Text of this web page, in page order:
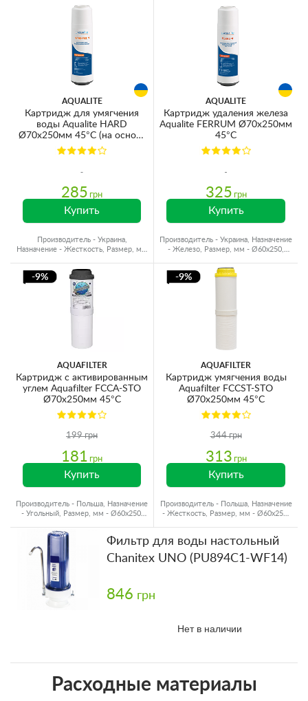
AQUALITE
Картридж для умягчения
воды Aqualite HARD
Ø70x250мм 45°C (на основе
ионного обмена)
285 грн
Купить
Производитель - Украина,
Назначение - Жесткость, Размер, мм
AQUALITE
Картридж удаления железа
Aqualite FERRUM Ø70x250мм
45°C
325 грн
Купить
Производитель - Украина, Назначение
- Железо, Размер, мм - Ø60x250,
-9%
AQUAFILTER
Картридж с активированным
углем Aquafilter FCCA-STO
Ø70x250мм 45°C
199 грн
181 грн
Купить
Производитель - Польша, Назначение
- Угольный, Размер, мм - Ø60x250,
-9%
AQUAFILTER
Картридж умягчения воды
Aquafilter FCCST-STO
Ø70x250мм 45°C
344 грн
313 грн
Купить
Производитель - Польша, Назначение
- Жесткость, Размер, мм - Ø60x250,
Фильтр для воды настольный
Сhanitex UNO (PU894C1-WF14)
846 грн
Нет в наличии
Расходные материалы